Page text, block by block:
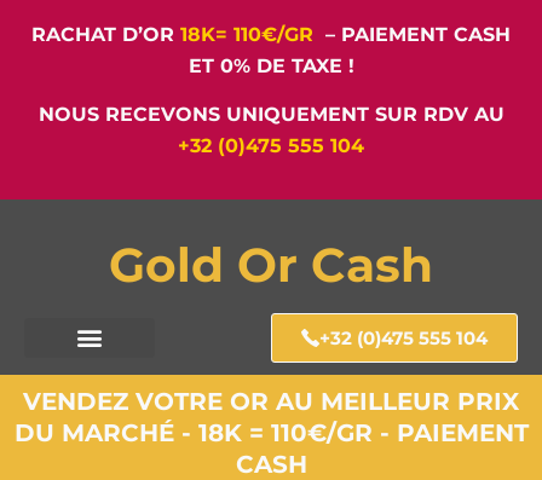
RACHAT D’OR 18K= 110€/GR – PAIEMENT CASH
ET 0% DE TAXE !
NOUS RECEVONS UNIQUEMENT SUR RDV AU
+32 (0)475 555 104
Gold Or Cash
+32 (0)475 555 104
VENDEZ VOTRE OR AU MEILLEUR PRIX
DU MARCHÉ - 18K = 110€/GR - PAIEMENT
CASH